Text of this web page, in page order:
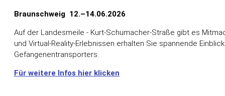
Braunschweig 12.–14.06.2026
Auf der Landesmeile - Kurt-Schumacher-Straße gibt es
und Virtual-Reality-Erlebnissen erhalten Sie spannende
Gefangenentransporters.
Für weitere Infos hier klicken